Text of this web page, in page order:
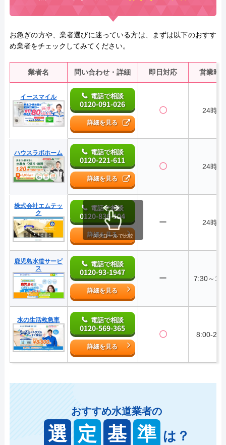
お急ぎの方や、業者選びに迷っている方は、まずは以下のおすす
め業者をチェックしてみてください。
業者名 問い合わせ・詳細 即日対応 営業時
イースマイル 電話で相談
0120-091-026
詳細を見る
〇 24時間
ハウスラボホーム 電話で相談
0120-221-611
詳細を見る
〇 24時間
株式会社エムテッ
ク
電話で相談
0120-836-104
詳細を見る
ー 24時間
鹿児島水道サービ
ス
電話で相談
0120-93-1947
詳細を見る
ー 7:30～
水の生活救急車 電話で相談
0120-569-365
詳細を見る
〇 8:00-
スクロールで比較
おすすめ水道業者の
選 定 基 準 は？